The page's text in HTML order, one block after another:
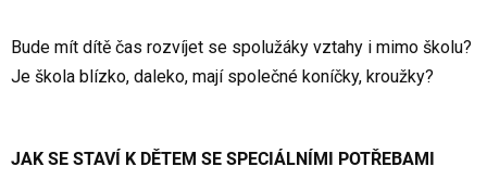
Bude mít dítě čas rozvíjet se spolužáky vztahy i mimo školu?
Je škola blízko, daleko, mají společné koníčky, kroužky?
JAK SE STAVÍ K DĚTEM SE SPECIÁLNÍMI POTŘEBAMI